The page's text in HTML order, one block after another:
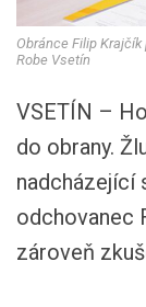
Obránce Filip
Robe Vsetín
VSETÍN –
do obrany.
nadcházející
odchovanec
zároveň